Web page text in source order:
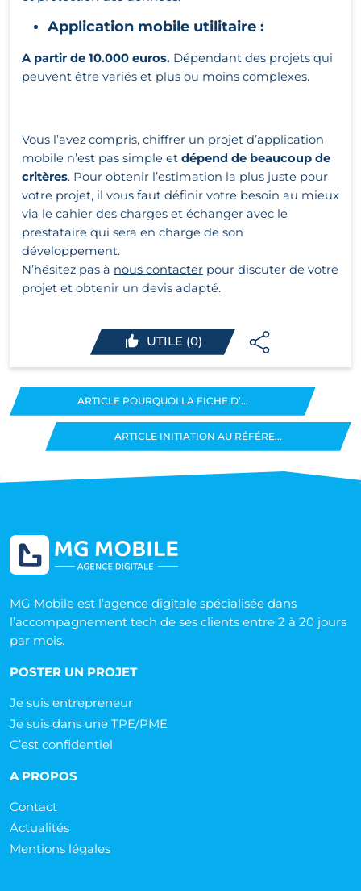
Application mobile utilitaire :
A partir de 10.000 euros. Dépendant des projets qui
peuvent être variés et plus ou moins complexes.
Vous l’avez compris, chiffrer un projet d’application
mobile n’est pas simple et dépend de beaucoup de
critères. Pour obtenir l’estimation la plus juste pour
votre projet, il vous faut définir votre besoin au mieux
via le cahier des charges et échanger avec le
prestataire qui sera en charge de son
développement.
N’hésitez pas à nous contacter pour discuter de votre
projet et obtenir un devis adapté.
UTILE (0)
ARTICLE POURQUOI LA FICHE D’...
ARTICLE INITIATION AU RÉFÉRE...
MG Mobile est l’agence digitale spécialisée dans
l’accompagnement tech de ses clients entre 2 à 20 jours
par mois.
POSTER UN PROJET
Je suis entrepreneur
Je suis dans une TPE/PME
C’est confidentiel
A PROPOS
Contact
Actualités
Mentions légales